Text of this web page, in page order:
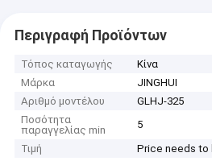
Περιγραφή Προϊόντων
Τόπος καταγωγής
Κίνα
Μάρκα
JINGHUI
Αριθμό μοντέλου
GLHJ-325
Ποσότητα
παραγγελίας min
5
Τιμή
Price needs to